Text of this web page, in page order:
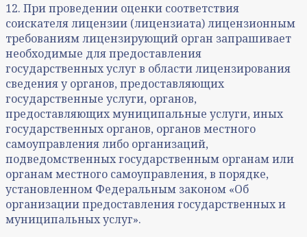
12. При проведении оценки соответствия
соискателя лицензии (лицензиата) лицензионным
требованиям лицензирующий орган запрашивает
необходимые для предоставления
государственных услуг в области лицензирования
сведения у органов, предоставляющих
государственные услуги, органов,
предоставляющих муниципальные услуги, иных
государственных органов, органов местного
самоуправления либо организаций,
подведомственных государственным органам или
органам местного самоуправления, в порядке,
установленном Федеральным законом «Об
организации предоставления государственных и
муниципальных услуг».